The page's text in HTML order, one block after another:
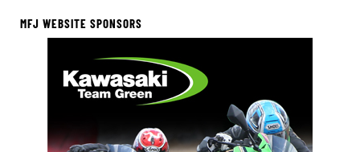
MFJ WEBSITE SPONSORS